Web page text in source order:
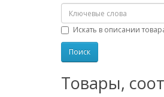
Искать в описании
Товары,